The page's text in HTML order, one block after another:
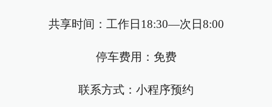
共享时间：工作日18:30—次日8:00
停车费用：免费
联系方式：小程序预约